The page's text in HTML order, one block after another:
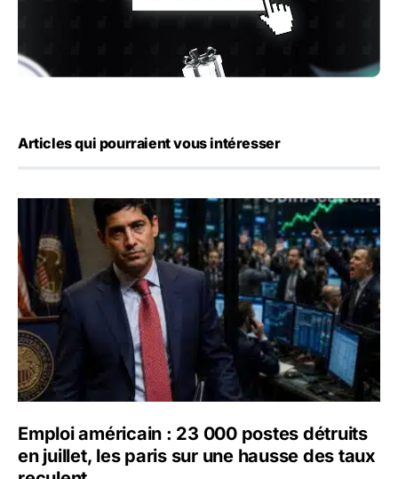
Articles qui pourraient vous intéresser
Emploi américain : 23 000 postes détruits en juillet, les
Emploi américain : 23 000 postes détruits
en juillet, les paris sur une hausse des taux